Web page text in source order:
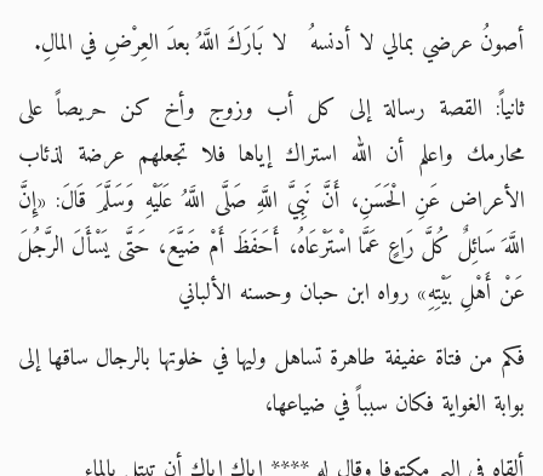
أصونُ عرضي بمالي لا أدنسهُ لا بَارَكَ اللَّهُ بعدَ العِرْضِ في المالِ.
ثانياً: القصة رسالة إلى كل أب وزوج وأخ كن حريصاً على
محارمك واعلم أن الله استراك إياها فلا تجعلهم عرضة لذئاب
الأعراض عَنِ الْحَسَنِ، أَنَّ نَبِيَّ اللَّهِ صَلَّى اللَّهُ عَلَيْهِ وَسَلَّمَ قَالَ: «إِنَّ
اللَّهَ سَائِلٌ كُلَّ رَاعٍ عَمَّا اسْتَرْعَاهُ، أَحَفَظَ أَمْ ضَيَّعَ، حَتَّى يَسْأَلَ الرَّجُلَ
عَنْ أَهْلِ بَيْتِهِ» رواه ابن حبان وحسنه الألباني
فكم من فتاة عفيفة طاهرة تساهل وليها في خلوتها بالرجال ساقها إلى
بوابة الغواية فكان سبباً في ضياعها،